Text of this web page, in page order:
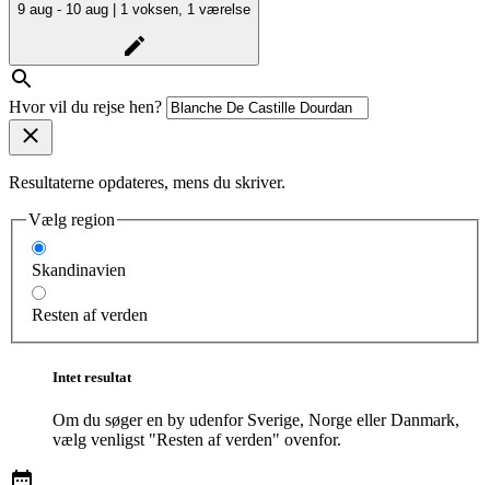
9 aug - 10 aug | 1 voksen, 1 værelse
Hvor vil du rejse hen?
Resultaterne opdateres, mens du skriver.
Vælg region
Skandinavien
Resten af verden
Intet resultat
Om du søger en by udenfor Sverige, Norge eller Danmark,
vælg venligst "Resten af verden" ovenfor.